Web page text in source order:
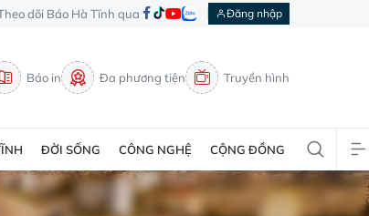
dõi Báo Hà Tĩnh qua Đăng nhập
Báo in Đa phương tiện Truyền hình
ĐỜI SỐNG CÔNG NGHỆ CỘNG ĐỒNG